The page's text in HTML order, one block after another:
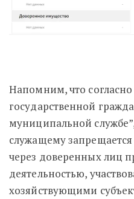
Напомним, что
государственной
муниципальной
служащему
через доверенных лиц
деятельностью,
хозяйствующими